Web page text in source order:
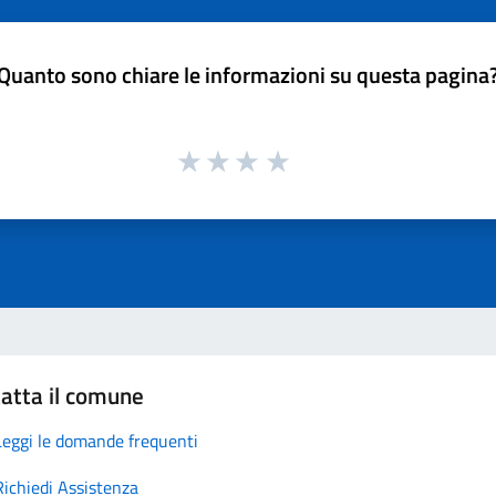
sono chiare le informazioni su questa
il comune
le domande frequenti
Assistenza